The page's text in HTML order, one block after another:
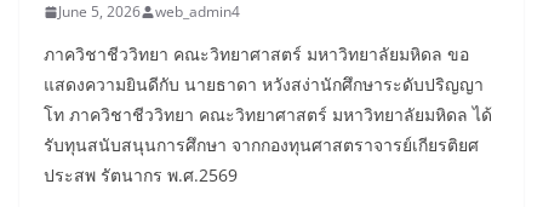
June 5, 2026 web_admin4
ภาควิชาชีววิทยา คณะวิทยาศาสตร์ มหาวิทยาลัยมหิดล ขอ
แสดงความยินดีกับ นายธาดา หวังสง่านักศึกษาระดับปริญญา
โท ภาควิชาชีววิทยา คณะวิทยาศาสตร์ มหาวิทยาลัยมหิดล ได้
รับทุนสนับสนุนการศึกษา จากกองทุนศาสตราจารย์เกียรติยศ
ประสพ รัตนากร พ.ศ.2569